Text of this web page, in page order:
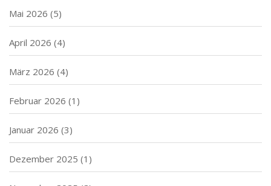
Mai 2026 (5)
April 2026 (4)
März 2026 (4)
Februar 2026 (1)
Januar 2026 (3)
Dezember 2025 (1)